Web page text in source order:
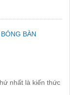
BÀN
nhất là kiến thức